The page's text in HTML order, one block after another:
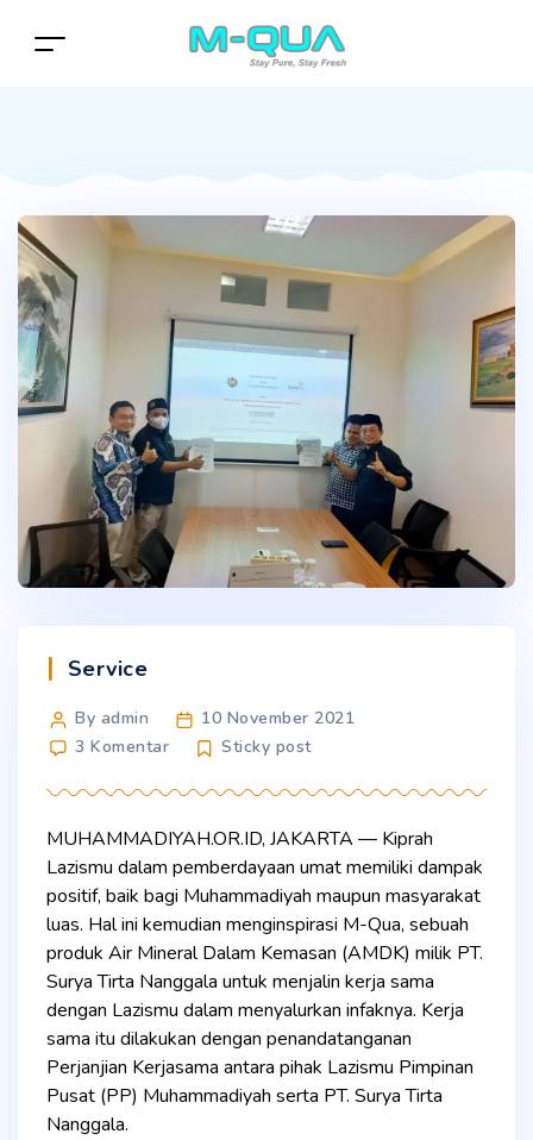
Categories
Service
Post
author
By admin
10 November 2021
3 Komentarpada
Pemberdayaan
M-
QUA
Jalin
Kerja
Sama
Lazismu
Sticky post
MUHAMMADIYAH.OR.ID, JAKARTA — Kiprah
Lazismu dalam pemberdayaan umat memiliki dampak
positif, baik bagi Muhammadiyah maupun masyarakat
luas. Hal ini kemudian menginspirasi M-Qua, sebuah
produk Air Mineral Dalam Kemasan (AMDK) milik PT.
Surya Tirta Nanggala untuk menjalin kerja sama
dengan Lazismu dalam menyalurkan infaknya. Kerja
sama itu dilakukan dengan penandatanganan
Perjanjian Kerjasama antara pihak Lazismu Pimpinan
Pusat (PP) Muhammadiyah serta PT. Surya Tirta
Nanggala.